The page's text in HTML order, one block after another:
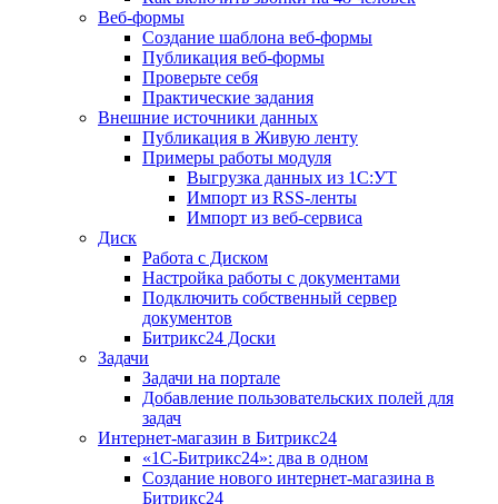
Веб-формы
Создание шаблона веб-формы
Публикация веб-формы
Проверьте себя
Практические задания
Внешние источники данных
Публикация в Живую ленту
Примеры работы модуля
Выгрузка данных из 1С:УТ
Импорт из RSS-ленты
Импорт из веб-сервиса
Диск
Работа с Диском
Настройка работы с документами
Подключить собственный сервер
документов
Битрикс24 Доски
Задачи
Задачи на портале
Добавление пользовательских полей для
задач
Интернет-магазин в Битрикс24
«1С-Битрикс24»: два в одном
Создание нового интернет-магазина в
Битрикс24